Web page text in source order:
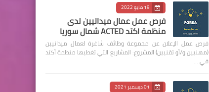
19 مايو 2022
فرص عمل عمال ميدانيين لدى
منظمة اكتد ACTED شمال سوريا
فرص عمل الإعلان عن مجموعة وظائف شاغرة لعمال ميدانيين
(مهنيين و/أو تقنيين) المشروع: المشاريع التي تغطيها منظمة أكتد
في …
01 ديسمبر 2021